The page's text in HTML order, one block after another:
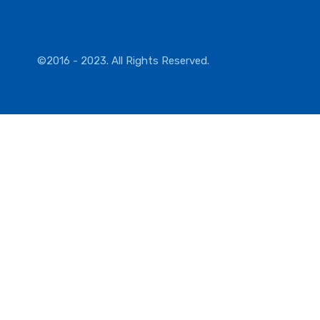
©2016 - 2023. All Rights Reserved.